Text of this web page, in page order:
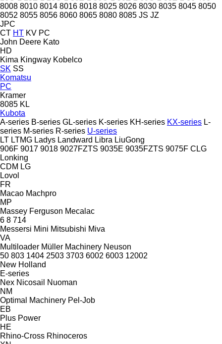
8008 8010 8014 8016 8018 8025 8026 8030 8035 8045 8050
8052 8055 8056 8060 8065 8080 8085 JS JZ
JPC
CT HT KV PC
John Deere Kato
HD
Kima Kingway Kobelco
SK SS
Komatsu
PC
Kramer
8085 KL
Kubota
A-series B-series GL-series K-series KH-series KX-series L-
series M-series R-series U-series
LT LTMG Ladys Landward Libra LiuGong
906F 9017 9018 9027FZTS 9035E 9035FZTS 9075F CLG
Lonking
CDM LG
Lovol
FR
Macao Machpro
MP
Massey Ferguson Mecalac
6 8 714
Messersi Mini Mitsubishi Miva
VA
Multiloader Müller Machinery Neuson
50 803 1404 2503 3703 6002 6003 12002
New Holland
E-series
Nex Nicosail
Nuoman
NM
Optimal Machinery Pel-Job
EB
Plus Power
HE
Rhino-Cross Rhinoceros